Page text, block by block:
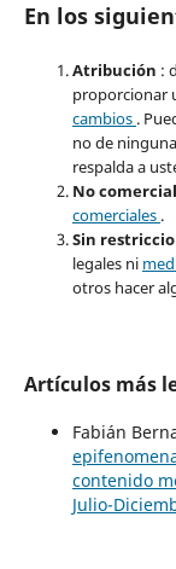
En los
Atribución :
proporcionar
cambios .
no de
respalda a
No comercial
comerciales .
Sin
legales ni
otros hacer
Artículos más
Fabián
contenido
Julio-